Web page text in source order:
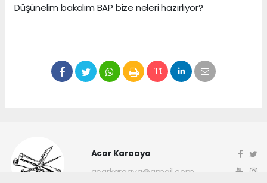
Düşünelim bakalım BAP bize neleri hazırlıyor?
Acar Karaaya
acarkaraaya@gmail.com